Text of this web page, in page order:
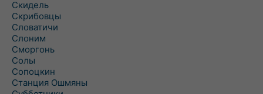
Скидель
Скрибовцы
Словатичи
Слоним
Сморгонь
Солы
Сопоцкин
Станция Ошмяны